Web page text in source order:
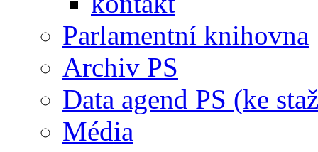
Parlamentní knihovna
Archiv PS
Data agend PS (ke
Média